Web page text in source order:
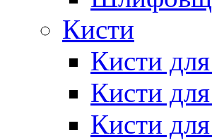
Кисти
Кисти
Кисти
Кисти